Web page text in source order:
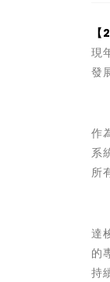
現
發
作
系
所
達
的
持